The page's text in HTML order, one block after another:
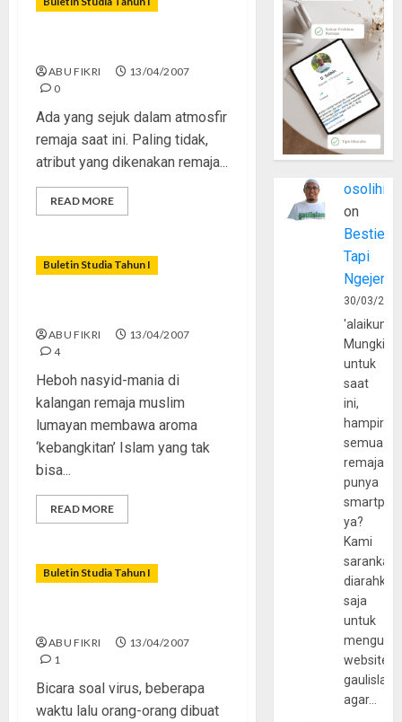
ABU FIKRI
13/04/2007
0
Ada yang sejuk dalam atmosfir
remaja saat ini. Paling tidak,
atribut yang dikenakan remaja...
READ MORE
Buletin Studia Tahun I
ABU FIKRI
13/04/2007
4
Heboh nasyid-mania di
kalangan remaja muslim
lumayan membawa aroma
‘kebangkitan’ Islam yang tak
bisa...
READ MORE
Buletin Studia Tahun I
ABU FIKRI
13/04/2007
1
Bicara soal virus, beberapa
waktu lalu orang-orang dibuat
osolihin
on
Bestie
Tapi
30/03/
Mungkin
untuk
saat
ini,
hampir
semua
remaja
punya
ya?
Kami
sarankan,
diarahkan
saja
untuk
website
agar…